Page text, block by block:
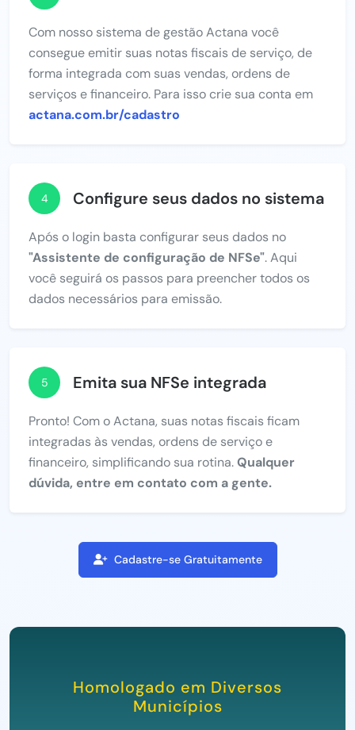
Com nosso sistema de gestão Actana você
consegue emitir suas notas fiscais de serviço, de
forma integrada com suas vendas, ordens de
serviços e financeiro. Para isso crie sua conta em
actana.com.br/cadastro
4 Configure seus dados no sistema
Após o login basta configurar seus dados no
"Assistente de configuração de NFSe". Aqui
você seguirá os passos para preencher todos os
dados necessários para emissão.
5 Emita sua NFSe integrada
Pronto! Com o Actana, suas notas fiscais ficam
integradas às vendas, ordens de serviço e
financeiro, simplificando sua rotina.Qualquer
dúvida, entre em contato com a gente.
Cadastre-se Gratuitamente
Homologado em Diversos
Municípios